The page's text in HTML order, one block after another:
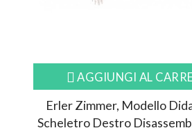
AGGIUNGI AL
Erler Zimmer, Modello
Scheletro Destro